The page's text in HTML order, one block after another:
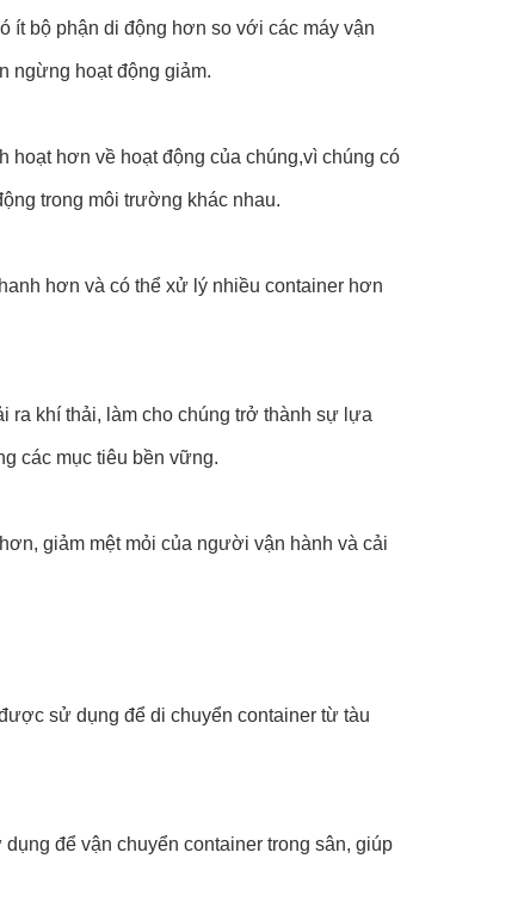
ít bộ phận di động hơn so với các máy vận
ngừng hoạt động giảm.
hoạt hơn về hoạt động của chúng,vì chúng có
trong môi trường khác nhau.
hơn và có thể xử lý nhiều container hơn
ra khí thải, làm cho chúng trở thành sự lựa
các mục tiêu bền vững.
giảm mệt mỏi của người vận hành và cải
sử dụng để di chuyển container từ tàu
để vận chuyển container trong sân, giúp